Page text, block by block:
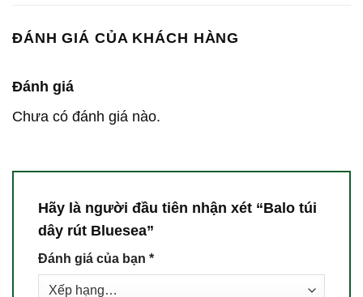
ĐÁNH GIÁ CỦA KHÁCH HÀNG
Đánh giá
Chưa có đánh giá nào.
Hãy là người đầu tiên nhận xét “Balo túi
dây rút Bluesea”
Đánh giá của bạn *